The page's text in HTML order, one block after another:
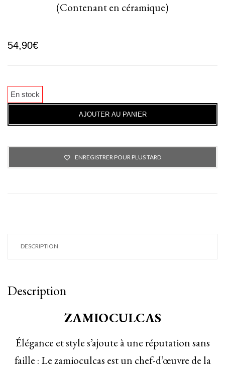
(Contenant en céramique)
54,90€
En stock
AJOUTER AU PANIER
ENREGISTRER POUR PLUS TARD
DESCRIPTION
Description
ZAMIOCULCAS
Élégance et style s’ajoute à une réputation sans
faille : Le zamioculcas est un chef-d’œuvre de la